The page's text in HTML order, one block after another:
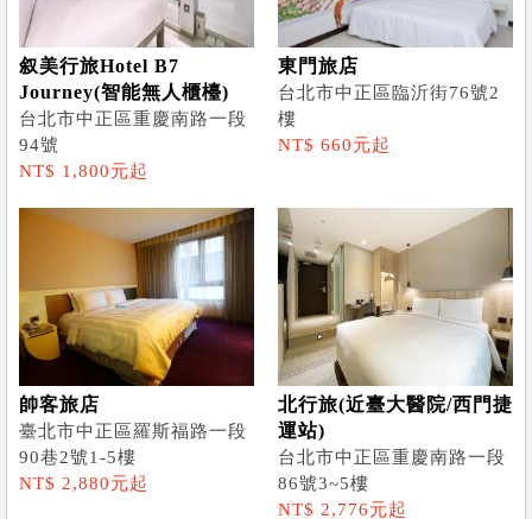
叙美行旅Hotel B7
Journey(智能無人櫃檯)
台北市中正區重慶南路一段
94號
NT$ 1,800元起
東門旅店
台北市中正區臨沂街76號2
樓
NT$ 660元起
帥客旅店
臺北市中正區羅斯福路一段
90巷2號1-5樓
NT$ 2,880元起
北行旅(近臺大醫院/西門捷
運站)
台北市中正區重慶南路一段
86號3~5樓
NT$ 2,776元起